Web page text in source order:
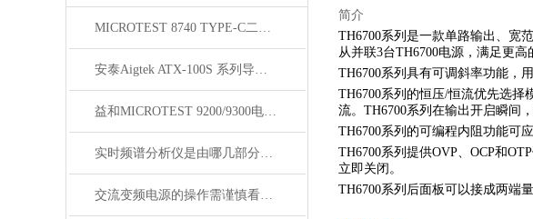
MICROTEST 8740 TYPE-C二线式线材测试仪
安泰Aigtek ATX-100S 系列导通线束测试仪
益和MICROTEST 9200/9300电源测试系统
实时频谱分析仪是由哪几部分组成的？
交流变频电源的操作需谨慎看完下文你就知道了？
简介
TH6700系列是一款单路输出、宽
从并联3台TH6700电源，满足更高
TH6700系列具有可调斜率功能，
TH6700系列的恒压/恒流优先选
流。TH6700系列在输出开启瞬间
TH6700系列的可编程内阻功能可
TH6700系列提供OVP、OCP和
立即关闭。
TH6700系列后面板可以接成两端